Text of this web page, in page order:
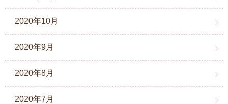
2020年10月
2020年9月
2020年8月
2020年7月